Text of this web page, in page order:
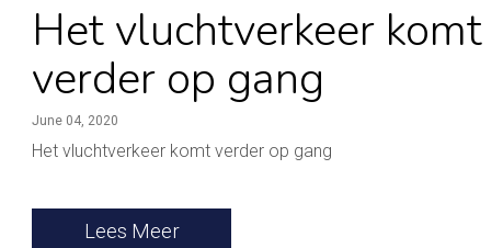
Het vluchtverkeer komt
verder op gang
June 04, 2020
Het vluchtverkeer komt verder op gang
Lees Meer